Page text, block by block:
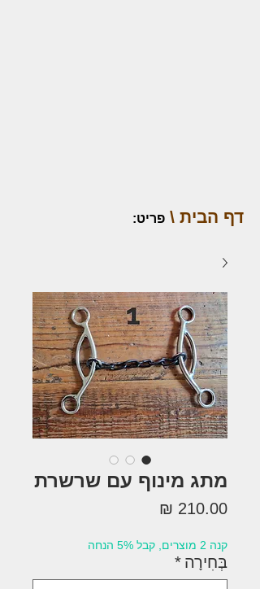
דף הבית \ פריט:
מתג מינוף עם שרשרת
קנה 2 מוצרים, קבל 5% הנחה
בְּחִירָה *